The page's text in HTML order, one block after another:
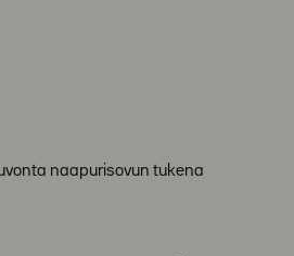
naapurisovun tukena